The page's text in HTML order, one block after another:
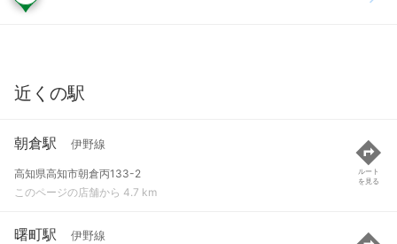
近くの駅
朝倉駅 伊野線
高知県高知市朝倉丙133-2
このページの店舗から 4.7 km
ルート
を見る
曙町駅 伊野線